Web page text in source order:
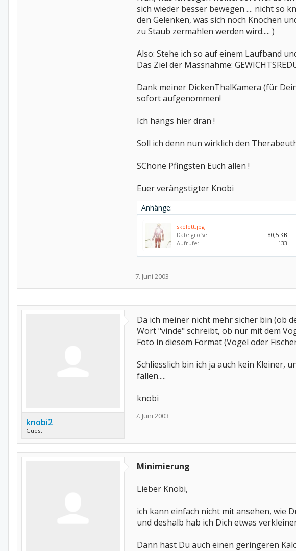
sich wieder besser bewegen .... nicht so
den Gelenken, was sich noch Knochen
zu Staub zermahlen werden wird..... )
Also: Stehe ich so auf einem Laufband
Das Ziel der Massnahme:
Dank meiner DickenThalKamera (für
sofort aufgenommen!
Ich hängs hier dran !
Soll ich denn nun wirklich den
SChöne Pfingsten Euch allen !
Euer verängstigter Knobi
Anhänge:
skelett.jpg
Dateigröße:
80,5 KB
Aufrufe:
133
7. Juni 2003
knobi2
Guest
Da ich meiner nicht mehr sicher bin (ob
Wort "vinde" schreibt, ob nur mit dem
Foto in diesem Format (Vogel oder
Schliesslich bin ich ja auch kein Kleiner,
fallen.....
knobi
7. Juni 2003
Minimierung
Lieber Knobi,
ich kann einfach nicht mit ansehen, wie
und deshalb hab ich Dich etwas
Dann hast Du auch einen geringeren